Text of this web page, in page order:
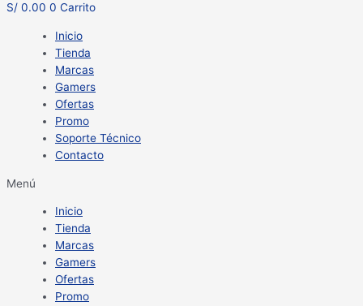
S/ 0.00 0 Carrito
Inicio
Tienda
Marcas
Gamers
Ofertas
Promo
Soporte Técnico
Contacto
Menú
Inicio
Tienda
Marcas
Gamers
Ofertas
Promo